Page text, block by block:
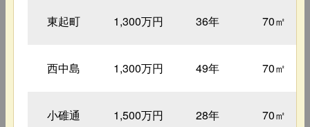
東起町 1,300万円 36年 70㎡
西中島 1,300万円 49年 70㎡
小碓通 1,500万円 28年 70㎡